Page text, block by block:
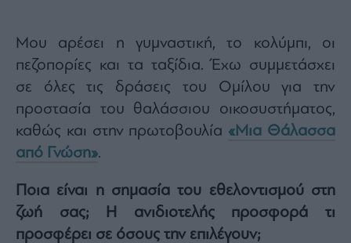
Μου αρέσει η γυμναστική, το κολύμπι, οι
πεζοπορίες και τα ταξίδια. Έχω συμμετάσχει
σε όλες τις δράσεις του Ομίλου για την
προστασία του θαλάσσιου οικοσυστήματος,
καθώς και στην πρωτοβουλία «Μια Θάλασσα
από Γνώση».
Ποια είναι η σημασία του εθελοντισμού στη
ζωή σας; Η ανιδιοτελής προσφορά τι
προσφέρει σε όσους την επιλέγουν;